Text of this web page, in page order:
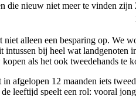
die nieuw niet meer te vinden zijn
niet alleen een besparing op. We
intussen bij heel wat
als het ook tweedehands te
afgelopen 12 maanden iets
leeftijd speelt een rol: vooral